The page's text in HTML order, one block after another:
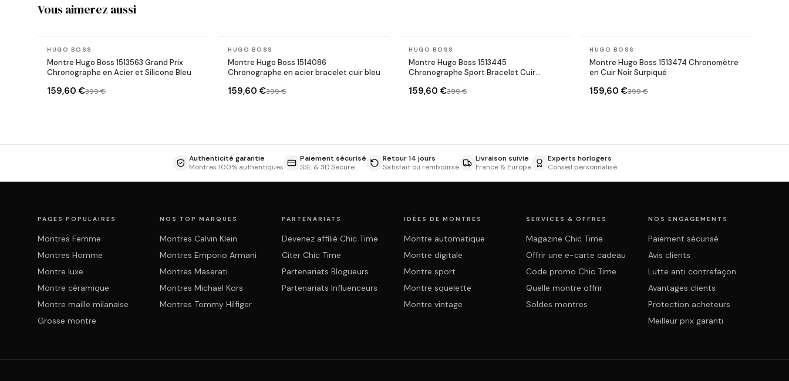
Vous aimerez aussi
En stock
HUGO BOSS
Montre Hugo Boss 1513563 Grand Prix
Chronographe en Acier et Silicone Bleu
159,60 €399 €
En stock
HUGO BOSS
Montre Hugo Boss 1514086
Chronographe en acier bracelet cuir bleu
159,60 €399 €
En stock
HUGO BOSS
Montre Hugo Boss 1513445
Chronographe Sport Bracelet Cuir
159,60 €399 €
En stock
HUGO BOSS
Montre Hugo Boss 1513474 Chronomètre
en Cuir Noir Surpiqué
159,60 €399 €
Authenticité garantie
Montres 100% authentiques
Paiement sécurisé
SSL & 3D Secure
Retour 14 jours
Satisfait ou remboursé
Livraison suivie
France & Europe
Experts horlogers
Conseil personnalisé
PAGES POPULAIRES
Montres Femme
Montres Homme
Montre luxe
Montre céramique
Montre maille milanaise
Grosse montre
NOS TOP MARQUES
Montres Calvin Klein
Montres Emporio Armani
Montres Maserati
Montres Michael Kors
Montres Tommy Hilfiger
PARTENARIATS
Devenez affilié Chic Time
Citer Chic Time
Partenariats Blogueurs
Partenariats Influenceurs
IDÉES DE MONTRES
Montre automatique
Montre digitale
Montre sport
Montre squelette
Montre vintage
SERVICES & OFFRES
Magazine Chic Time
Offrir une e-carte cadeau
Code promo Chic Time
Quelle montre offrir
Soldes montres
NOS ENGAGEMENTS
Paiement sécurisé
Avis clients
Lutte anti contrefaçon
Avantages clients
Protection acheteurs
Meilleur prix garanti